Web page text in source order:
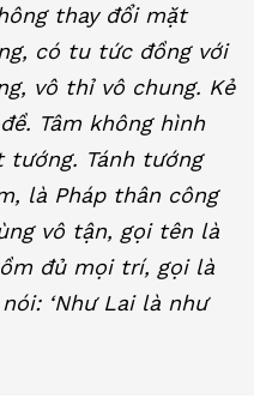
thay đổi mặt
có tu tức đồng với
vô thỉ vô chung. Kẻ
Tâm không hình
Tánh tướng
là Pháp thân công
vô tận, gọi tên là
đủ mọi trí, gọi là
‘Như Lai là như